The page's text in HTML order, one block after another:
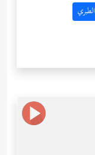
الطبري